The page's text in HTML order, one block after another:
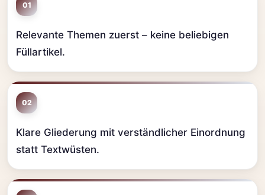
01
Relevante Themen zuerst – keine beliebigen
Füllartikel.
02
Klare Gliederung mit verständlicher Einordnung
statt Textwüsten.